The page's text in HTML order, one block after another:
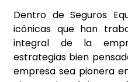
Dentro de Seguros
icónicas que han
integral de la
estrategias bien
empresa sea pionera